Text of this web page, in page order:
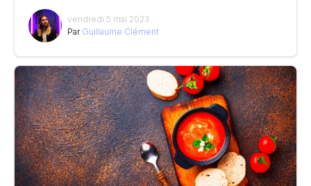
vendredi 5 mai 2023
Par Guillaume Clément